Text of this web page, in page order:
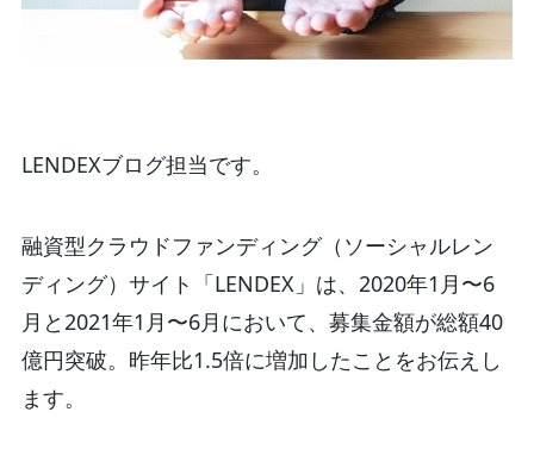
LENDEXブログ担当です。
融資型クラウドファンディング（ソーシャルレン
ディング）サイト「LENDEX」は、2020年1月〜6
月と2021年1月〜6月において、募集金額が総額40
億円突破。昨年比1.5倍に増加したことをお伝えし
ます。